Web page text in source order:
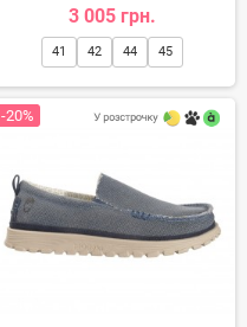
3 005 грн.
41 42 44 45
-20%